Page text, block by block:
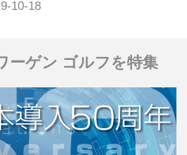
ックメイキングなモデルを軸
ーゲン ゴルフを特集